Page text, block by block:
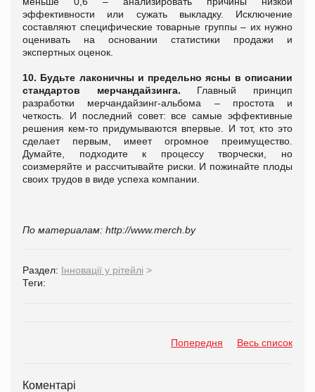
эффективности или сужать выкладку. Исключение
составляют специфические товарные группы – их нужно
оценивать на основании статистики продажи и
экспертных оценок.
10. Будьте лаконичны и предельно ясны в описании
стандартов мерчандайзинга. Главный принцип
разработки мерчандайзинг-альбома – простота и
четкость. И последний совет: все самые эффективные
решения кем-то придумываются впервые. И тот, кто это
сделает первым, имеет огромное преимущество.
Думайте, подходите к процессу творчески, но
соизмеряйте и рассчитывайте риски. И пожинайте плоды
своих трудов в виде успеха компании.
По материалам: http://www.merch.by
Раздел: Інновації у рітейлі >
Теги:
Попередня Весь список
Коментарі